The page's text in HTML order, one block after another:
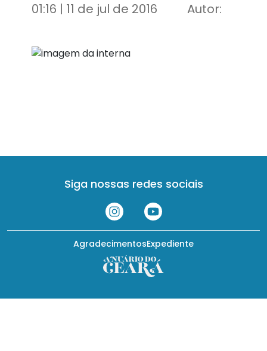
01:16 | 11 de jul de 2016 Autor:
Siga nossas redes sociais
Expediente
Agradecimentos